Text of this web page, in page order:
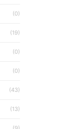
(0)
(19)
(0)
(0)
(43)
(13)